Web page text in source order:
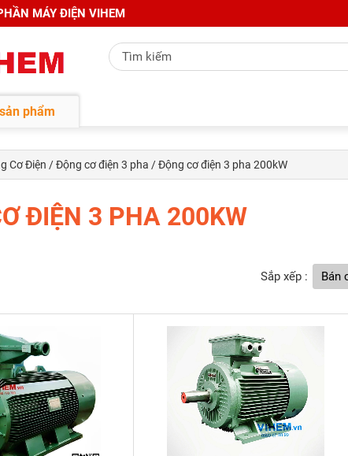
MÁY ĐIỆN VIHEM
phẩm
Cơ Điện /Động cơ điện 3 pha / Động cơ điện 3 pha 200kW
ĐIỆN 3 PHA 200KW
Sắp xếp : Bán